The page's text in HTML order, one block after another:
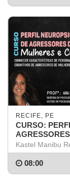
RECIFE, PE
CURSO:
Kastel Manibu
08:00